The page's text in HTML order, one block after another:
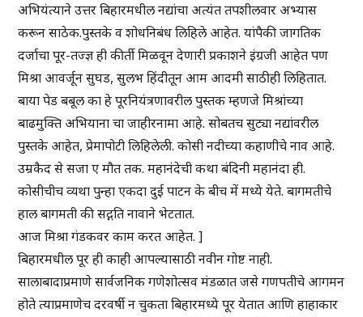
अभियंत्याने उत्तर बिहारमधील नद्यांचा अत्यंत तपशीलवार अभ्यास
करून साठेक.पुस्तके व शोधनिबंध लिहिले आहेत. यांपैकी जागतिक
दर्जाचा पूर-तज्ज्ञ ही कीर्ती मिळवून देणारी प्रकाशने इंग्रजी आहेत पण
मिश्रा आवर्जून सुघड, सुलभ हिंदीतून आम आदमी साठीही लिहितात.
बाया पेड बबूल का हे पूरनियंत्रणावरील पुस्तक म्हणजे मिश्रांच्या
बाढमुक्ति अभियाना चा जाहीरनामा आहे. सोबतच सुट्या नद्यांवरील
पुस्तके आहेत, प्रेमापोटी लिहिलेली. कोसी नदीच्या कहाणीचे नाव आहे.
उम्रकैद से सजा ए मौत तक. महानंदेची कथा बंदिनी महानंदा ही.
कोसीचीच व्यथा पुन्हा एकदा दुई पाटन के बीच में मध्ये येते. बागमतीचे
हाल बागमती की सद्गति नावाने भेटतात.
आज मिश्रा गंडकवर काम करत आहेत. ]
बिहारमधील पूर ही काही आपल्यासाठी नवीन गोष्ट नाही.
सालाबादाप्रमाणे सार्वजनिक गणेशोत्सव मंडळात जसे गणपतीचे आगमन
होते त्याप्रमाणेच दरवर्षी न चुकता बिहारमध्ये पूर येतात आणि हाहाकार